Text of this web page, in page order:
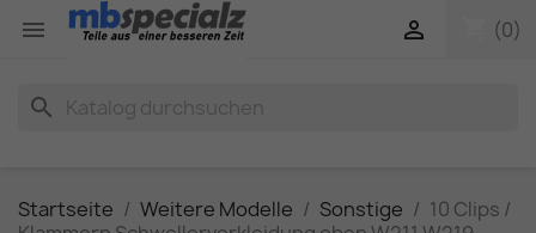
 (0)

search
Startseite Weitere Modelle Sonstige
10 Clips /